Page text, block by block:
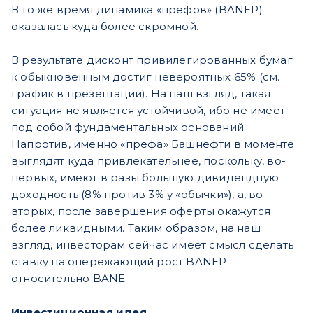
В то же время динамика «префов» (BANEP)
оказалась куда более скромной.
В результате дисконт привилегированных бумаг
к обыкновенным достиг невероятных 65% (см.
график в презентации). На наш взгляд, такая
ситуация не является устойчивой, ибо не имеет
под собой фундаментальных оснований.
Напротив, именно «префа» Башнефти в моменте
выглядят куда привлекательнее, поскольку, во-
первых, имеют в разы большую дивидендную
доходность (8% против 3% у «обычки»), а, во-
вторых, после завершения оферты окажутся
более ликвидными. Таким образом, на наш
взгляд, инвесторам сейчас имеет смысл сделать
ставку на опережающий рост BANEP
относительно BANE.